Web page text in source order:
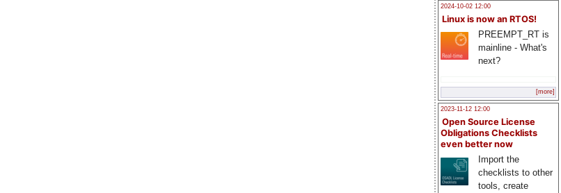
2024-10-02 12:00
Linux is now an RTOS!
PREEMPT_RT is
mainline - What's
next?
[more]
2023-11-12 12:00
Open Source License
Obligations Checklists
even better now
Import the
checklists to other
tools, create